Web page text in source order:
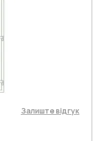
Залиште відгук